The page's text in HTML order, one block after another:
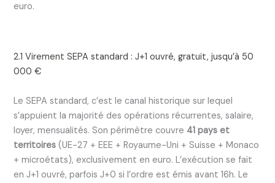
euro.
2.1 Virement SEPA standard : J+1 ouvré, gratuit, jusqu’à 50
000 €
Le SEPA standard, c’est le canal historique sur lequel
s’appuient la majorité des opérations récurrentes, salaire,
loyer, mensualités. Son périmètre couvre 41 pays et
territoires (UE-27 + EEE + Royaume-Uni + Suisse + Monaco
+ microétats), exclusivement en euro. L’exécution se fait
en J+1 ouvré, parfois J+0 si l’ordre est émis avant 16h. Le